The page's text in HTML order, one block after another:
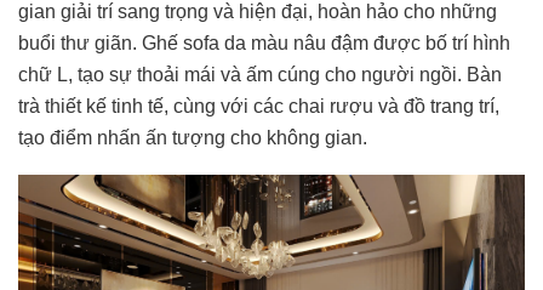
gian giải trí sang trọng và hiện đại, hoàn hảo cho những
buổi thư giãn. Ghế sofa da màu nâu đậm được bố trí hình
chữ L, tạo sự thoải mái và ấm cúng cho người ngồi. Bàn
trà thiết kế tinh tế, cùng với các chai rượu và đồ trang trí,
tạo điểm nhấn ấn tượng cho không gian.